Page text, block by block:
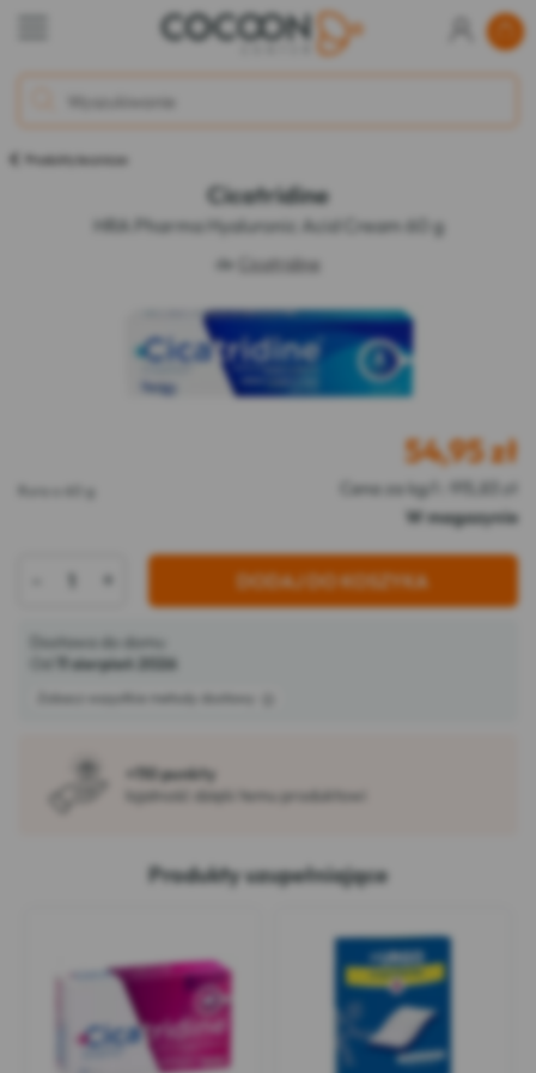
Produkty lecznicze
Cicatridine
HRA Pharma Hyaluronic Acid Cream 60 g
de Cicatridine
Rura o 60 g
54,95zł
Cena za kg/l : 915,83 zł
W magazynie
+ DODAJ DO KOSZYKA
Dostawa do domu
Od
11 sierpień 2026
Zobacz wszystkie metody dostawy
+110 punkty
lojalność dzięki temu produktowi
Produkty uzupełniające